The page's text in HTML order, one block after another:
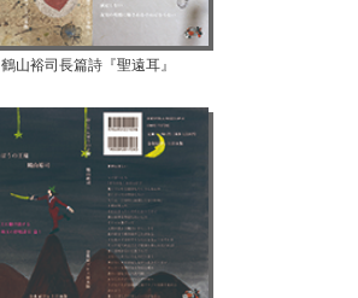
鶴山裕司長篇詩『聖遠耳』